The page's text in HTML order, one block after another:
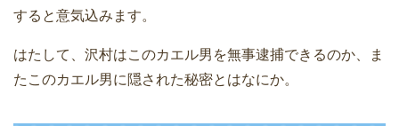
すると意気込みます。
はたして、沢村はこのカエル男を無事逮捕できるのか、ま
たこのカエル男に隠された秘密とはなにか。